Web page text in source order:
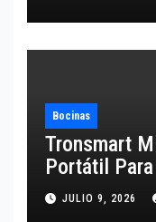
Bocinas
Tronsmart
Portátil
JULIO 9, 2026